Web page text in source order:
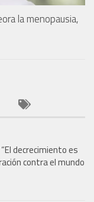
la menopausia,
decrecimiento es
contra el mundo